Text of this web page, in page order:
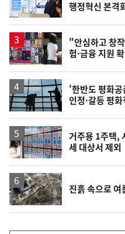
행정혁신 본격
"안심하고 창
험·금융 지원
'한반도 평화
인정·갈등 평
거주용 1주택,
세 대상서 제외
진흙 속으로